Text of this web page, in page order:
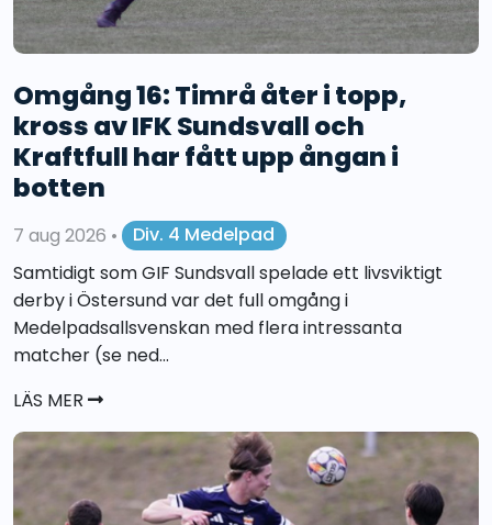
Omgång 16: Timrå åter i topp,
kross av IFK Sundsvall och
Kraftfull har fått upp ångan i
botten
7 aug 2026 •
Div. 4 Medelpad
Samtidigt som GIF Sundsvall spelade ett livsviktigt
derby i Östersund var det full omgång i
Medelpadsallsvenskan med flera intressanta
matcher (se ned...
LÄS MER